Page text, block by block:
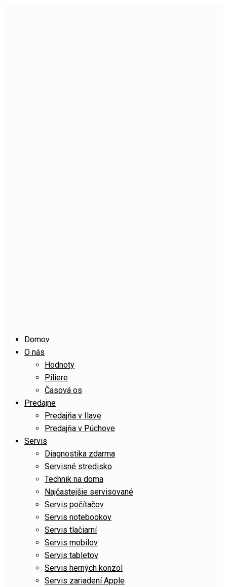
Domov
O nás
Hodnoty
Piliere
Časová os
Predajne
Predajňa v Ilave
Predajňa v Púchove
Servis
Diagnostika zdarma
Servisné stredisko
Technik na doma
Najčastejšie servisované
Servis počítačov
Servis notebookov
Servis tlačiarní
Servis mobilov
Servis tabletov
Servis herných konzol
Servis zariadení Apple